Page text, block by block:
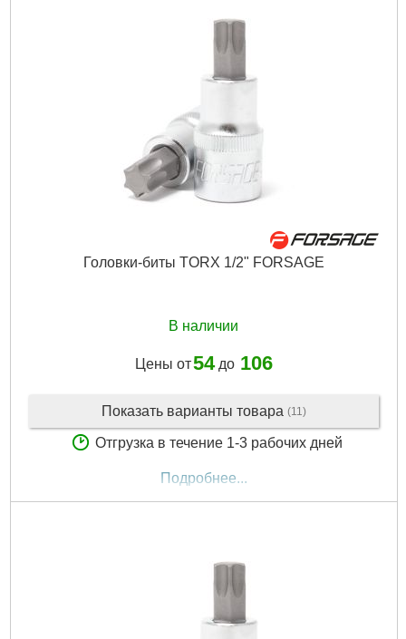
285x115x55 мм
Подробнее...
Головки-биты TORX 1/2" FORSAGE
В наличии
Цены от54до 106
Показать варианты товара (11)
Отгрузка в течение 1-3 рабочих дней
Подробнее...